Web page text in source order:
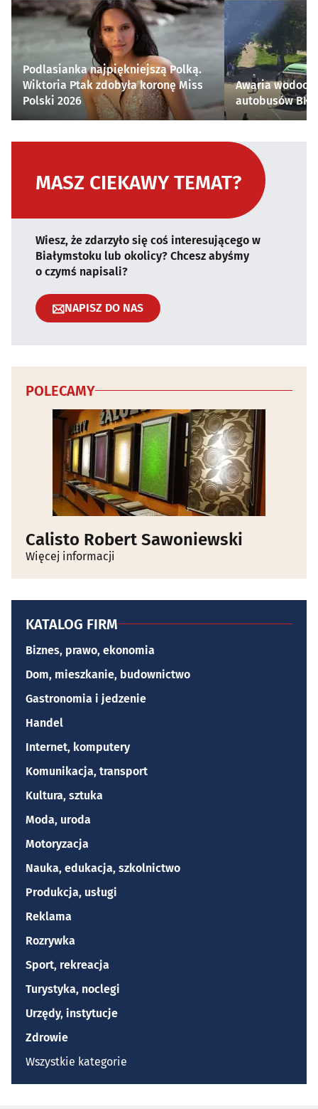
Podlasianka najpiękniejszą Polką.
Wiktoria Ptak zdobyła koronę Miss
Polski 2026
Awaria
autobusów
MASZ CIEKAWY TEMAT?
Wiesz, że zdarzyło się coś interesującego w
Białymstoku lub okolicy? Chcesz abyśmy
o czymś napisali?
NAPISZ DO NAS
POLECAMY
Calisto Robert Sawoniewski
Więcej informacji
KATALOG FIRM
Biznes, prawo, ekonomia
Dom, mieszkanie, budownictwo
Gastronomia i jedzenie
Handel
Internet, komputery
Komunikacja, transport
Kultura, sztuka
Moda, uroda
Motoryzacja
Nauka, edukacja, szkolnictwo
Produkcja, usługi
Reklama
Rozrywka
Sport, rekreacja
Turystyka, noclegi
Urzędy, instytucje
Zdrowie
Wszystkie kategorie